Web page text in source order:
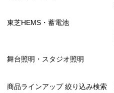
東芝HEMS・蓄電池
舞台照明・スタジオ照明
商品ラインアップ 絞り込み検索